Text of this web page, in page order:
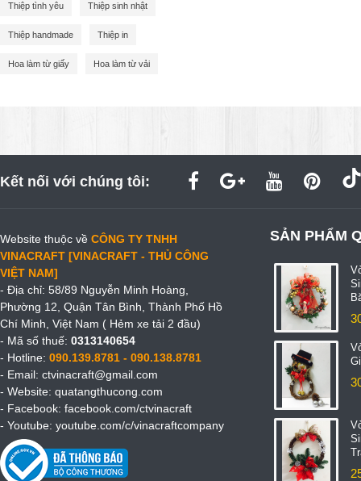
Thiệp tình yêu Thiệp sinh nhật
Thiệp handmade Thiệp in
Hoa làm từ giấy Hoa làm từ vải
Kết nối với chúng tôi:
Website thuộc về CÔNG TY TNHH
VINACRAFT [VINACRAFT - THỦ CÔNG
VIỆT NAM]
- Địa chỉ: 58/89 Nguyễn Minh Hoàng,
Phường 12, Quận Tân Bình, Thành Phố Hồ
Chí Minh, Việt Nam ( Hẻm xe tải 2 đầu)
- Mã số thuế: 0313140654
- Hotline: 090.139.8781 - 090.138.8781
- Email: ctvinacraft@gmail.com
- Website: quatangthucong.com
- Facebook: facebook.com/ctvinacraft
- Youtube: youtube.com/c/vinacraftcompany
SẢN PHẨM